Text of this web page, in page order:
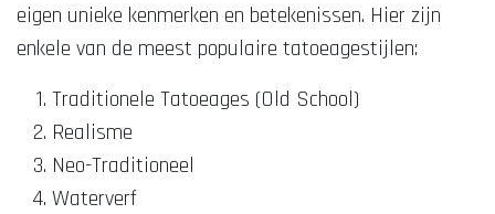
eigen unieke kenmerken en betekenissen. Hier zijn
enkele van de meest populaire tatoeagestijlen:
Traditionele Tatoeages (Old School)
Realisme
Neo-Traditioneel
Waterverf